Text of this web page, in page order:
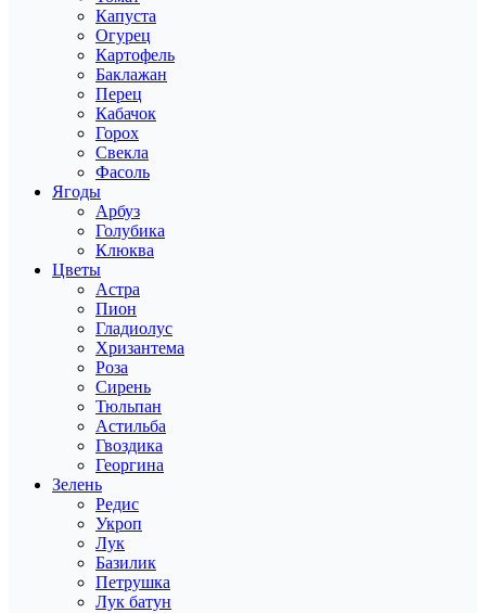
Капуста
Огурец
Картофель
Баклажан
Перец
Кабачок
Горох
Свекла
Фасоль
Ягоды
Арбуз
Голубика
Клюква
Цветы
Астра
Пион
Гладиолус
Хризантема
Роза
Сирень
Тюльпан
Астильба
Гвоздика
Георгина
Зелень
Редис
Укроп
Лук
Базилик
Петрушка
Лук батун